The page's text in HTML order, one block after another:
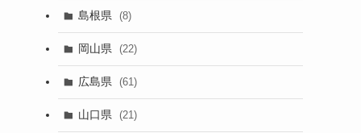
島根県 (8)
岡山県 (22)
広島県 (61)
山口県 (21)